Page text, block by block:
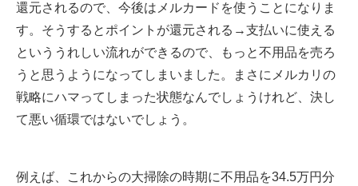
還元されるので、今後はメルカードを使うことになりま
す。そうするとポイントが還元される→支払いに使える
といううれしい流れができるので、もっと不用品を売ろ
うと思うようになってしまいました。まさにメルカリの
戦略にハマってしまった状態なんでしょうけれど、決し
て悪い循環ではないでしょう。
例えば、これからの大掃除の時期に不用品を34.5万円分